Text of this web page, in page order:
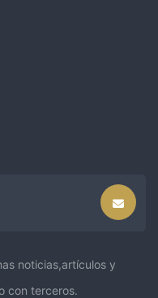
noticias,artículos y
con terceros.